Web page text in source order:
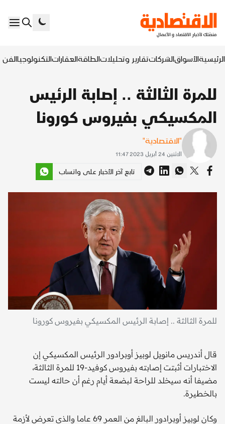
الرئيسيةالأسواقالشركاتتقارير وتحليلاتالطاقةالعقاراتالتكنولوجياالفن
للمرة الثالثة .. إصابة الرئيس
المكسيكي بفيروس كورونا
"الاقتصادية"
الاثنين 24 أبريل 2023 11:47
تابع آخر الأخبار على واتساب
للمرة الثالثة .. إصابة الرئيس المكسيكي بفيروس كورونا
قال أندريس مانويل لوبيز أوبرادور الرئيس المكسيكي إن
الاختبارات أثبتت إصابته بفيروس كوفيد-19 للمرة الثالثة،
مضيفا أنه سيخلد للراحة لبضعة أيام رغم أن حالته ليست
بالخطيرة.
وكان لوبيز أوبرادور البالغ من العمر 69 عاما والذي تعرض لأزمة